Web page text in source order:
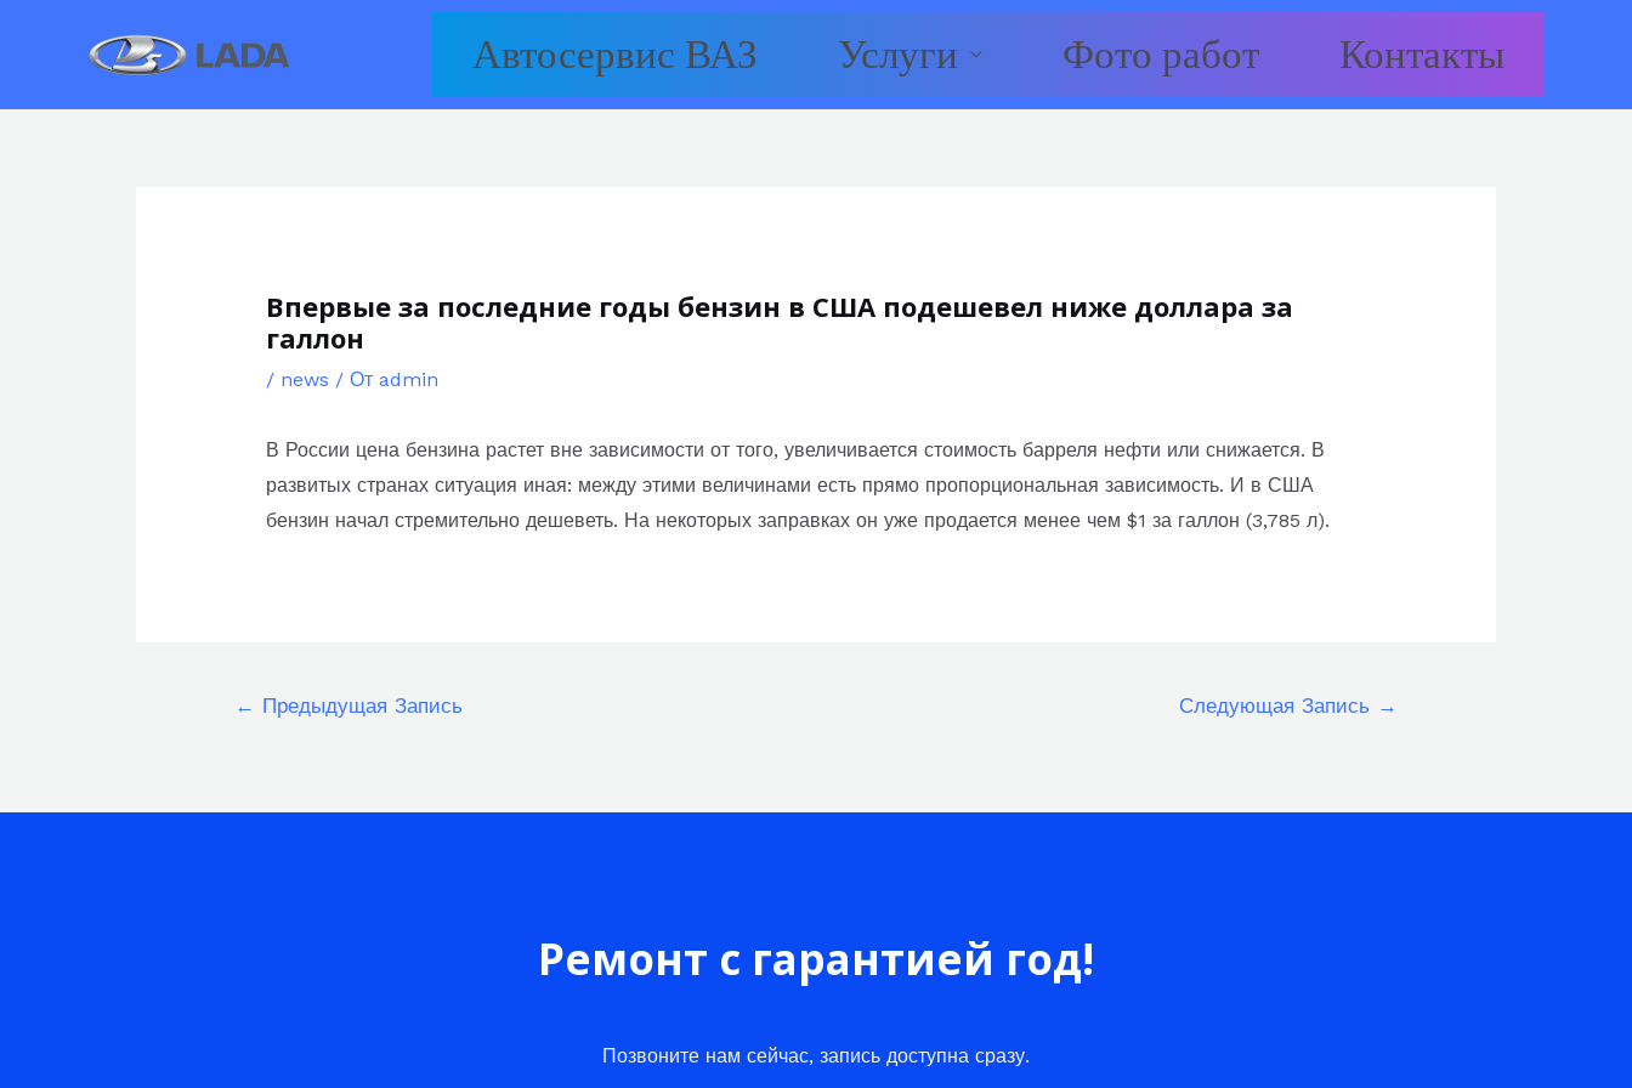
Автосервис ВАЗ Услуги Фото работ Контакты
Впервые за последние годы бензин в США подешевел ниже доллара за
галлон
/ news / От admin
В России цена бензина растет вне зависимости от того, увеличивается стоимость барреля нефти или снижается. В
развитых странах ситуация иная: между этими величинами есть прямо пропорциональная зависимость. И в США
бензин начал стремительно дешеветь. На некоторых заправках он уже продается менее чем $1 за галлон (3,785 л).
Навигация
← Предыдущая Запись Следующая Запись →
Ремонт с гарантией год!
Позвоните нам сейчас, запись доступна сразу.